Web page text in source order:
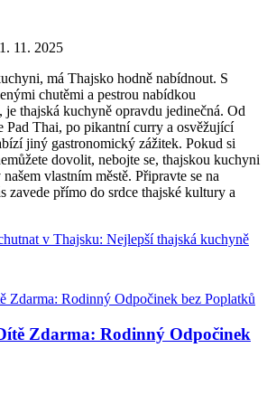
11. 2025
má Thajsko hodně nabídnout. S
chutěmi a pestrou nabídkou
thajská kuchyně opravdu jedinečná. Od
Pad Thai, po pikantní curry a osvěžující
jiný gastronomický zážitek. Pokud si
dovolit, nebojte se, thajskou kuchyni
vlastním městě. Připravte se na
zavede přímo do srdce thajské kultury a
v Thajsku: Nejlepší thajská kuchyně
Zdarma: Rodinný Odpočinek